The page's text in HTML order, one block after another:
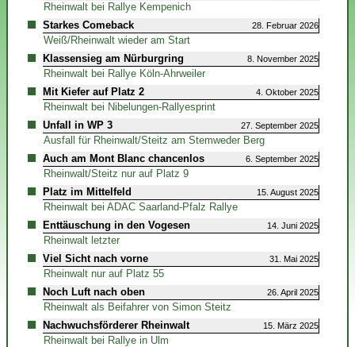
Rheinwalt bei Rallye Kempenich
Starkes Comeback
28. Februar 2026
Weiß/Rheinwalt wieder am Start
Klassensieg am Nürburgring
8. November 2025
Rheinwalt bei Rallye Köln-Ahrweiler
Mit Kiefer auf Platz 2
4. Oktober 2025
Rheinwalt bei Nibelungen-Rallyesprint
Unfall in WP 3
27. September 2025
Ausfall für Rheinwalt/Steitz am Stemweder Berg
Auch am Mont Blanc chancenlos
6. September 2025
Rheinwalt/Steitz nur auf Platz 9
Platz im Mittelfeld
15. August 2025
Rheinwalt bei ADAC Saarland-Pfalz Rallye
Enttäuschung in den Vogesen
14. Juni 2025
Rheinwalt letzter
Viel Sicht nach vorne
31. Mai 2025
Rheinwalt nur auf Platz 55
Noch Luft nach oben
26. April 2025
Rheinwalt als Beifahrer von Simon Steitz
Nachwuchsförderer Rheinwalt
15. März 2025
Rheinwalt bei Rallye in Ulm